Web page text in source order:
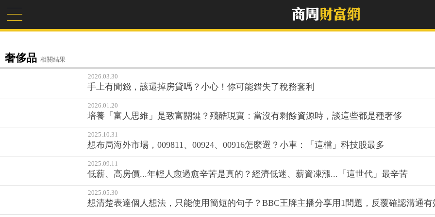
奢侈品 相關結果
2026.03.30
手上有閒錢，該還掉房貸嗎？小心！你可能錯失了稅務套利
2026.01.20
培養「富人思維」是致富關鍵？殘酷現實：當沒有剩餘資源時，談這些都是種奢侈
2025.10.31
想布局海外市場，009811、00924、00916怎麼選？小車：「這檔」科技股最多
2025.09.11
低薪、高房價...年輕人愈過愈辛苦是真的？經濟低迷、薪資凍漲...「這世代」最辛苦
2025.05.30
想清楚表達個人想法，只能使用簡短的句子？BBC王牌主播分享用1問題，反覆確認溝通有